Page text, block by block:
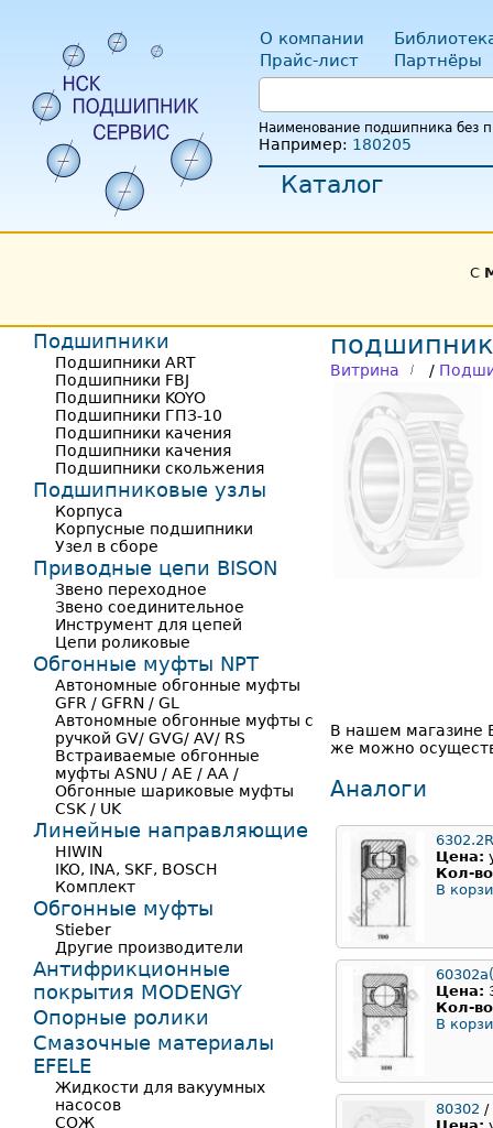
О компании
Прайс-лист
Партнёры
Наименование подшипника без
Например: 180205
Каталог
С
Витрина /
В нашем магазине
же можно
Аналоги
Цена:
Кол-
В
Цена:
Кол-
В
80302 /
Подшипники
Подшипники ART
Подшипники FBJ
Подшипники KOYO
Подшипники ГПЗ-10
Подшипники качения
Подшипники качения
Подшипники скольжения
Подшипниковые узлы
Корпуса
Корпусные подшипники
Узел в сборе
Приводные цепи BISON
Звено переходное
Звено соединительное
Инструмент для цепей
Цепи роликовые
Обгонные муфты NPT
Автономные обгонные муфты
GFR / GFRN / GL
Автономные обгонные муфты с
ручкой GV/ GVG/ AV/ RS
Встраиваемые обгонные
муфты ASNU / AE / AA /
Обгонные шариковые муфты
CSK / UK
Линейные направляющие
HIWIN
IKO, INA, SKF, BOSCH
Комплект
Обгонные муфты
Stieber
Другие производители
Антифрикционные
покрытия MODENGY
Опорные ролики
Смазочные материалы
EFELE
Жидкости для вакуумных
насосов
СОЖ